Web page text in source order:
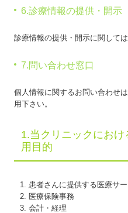
6.診療情報の提供・開示
診療情報の提供・開示に関して
7.問い合わせ窓口
個人情報に関するお問い合わせ
用下さい。
1.当クリニックにおけ
用目的
患者さんに提供する医療サ
医療保険事務
会計・経理